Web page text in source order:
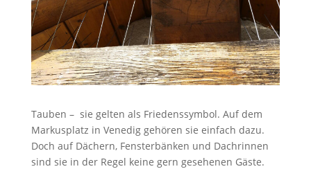
Tauben – sie gelten als Friedenssymbol. Auf dem
Markusplatz in Venedig gehören sie einfach dazu.
Doch auf Dächern, Fensterbänken und Dachrinnen
sind sie in der Regel keine gern gesehenen Gäste.